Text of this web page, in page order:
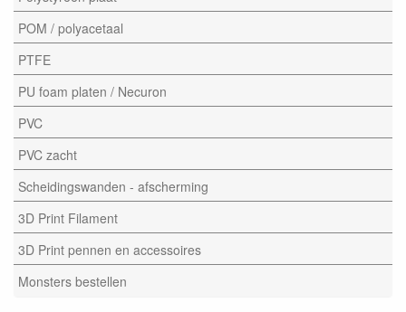
POM / polyacetaal
PTFE
PU foam platen / Necuron
PVC
PVC zacht
Scheidingswanden - afscherming
3D Print Filament
3D Print pennen en accessoires
Monsters bestellen